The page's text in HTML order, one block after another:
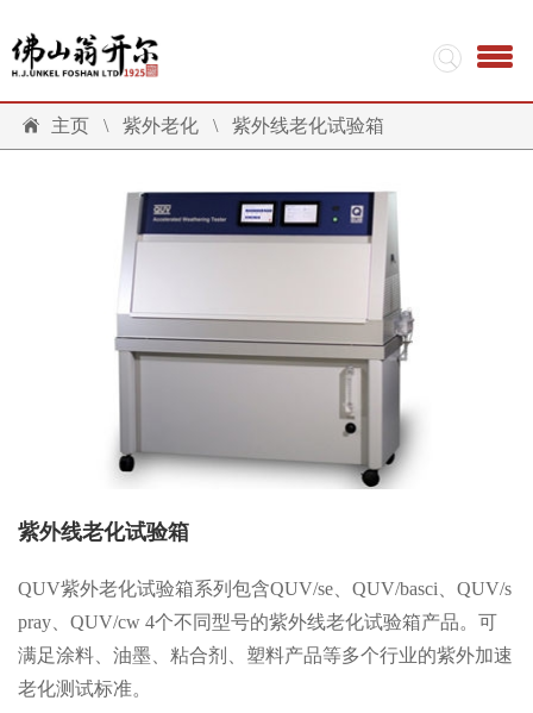
主页 \ 紫外老化 \ 紫外线老化试验箱
紫外线老化试验箱
QUV紫外老化试验箱系列包含QUV/se、QUV/basci、QUV/s
pray、QUV/cw 4个不同型号的紫外线老化试验箱产品。可
满足涂料、油墨、粘合剂、塑料产品等多个行业的紫外加速
老化测试标准。